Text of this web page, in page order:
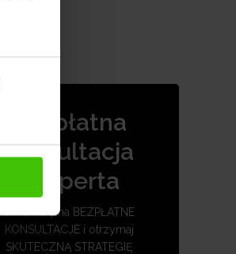
Bezpłatna
konsultacja
eksperta
Umów się na BEZPŁATNE
KONSULTACJE i otrzymaj
SKUTECZNĄ STRATEGIĘ